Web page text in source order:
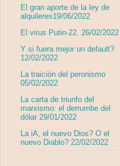
El gran aporte de la ley de
alquileres19/06/2022
El virus Putin-22. 26/02/2022
Y si fuera mejor un default?
12/02/2022
La traición del peronismo
05/02/2022
La carta de triunfo del
marxismo: el derrumbe del
dólar 29/01/2022
La iA, el nuevo Dios? O el
nuevo Diablo? 22/02/2022